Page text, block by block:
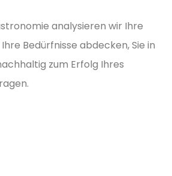
analysieren wir Ihre
Bedürfnisse abdecken, Sie in
zum Erfolg Ihres